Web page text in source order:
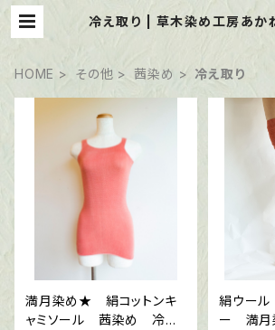
冷え取り | 草木染め工房あかね
HOME その他 茜染め 冷え取り
満月染め★ 絹コットンキ
ャミソール 茜染め 冷え
絹ウール
ー 満